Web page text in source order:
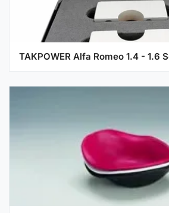
TAKPOWER Alfa Romeo 1.4 - 1.6